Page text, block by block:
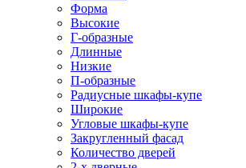
Форма
Высокие
Г-образные
Длинные
Низкие
П-образные
Радиусные шкафы-купе
Широкие
Угловые шкафы-купе
Закругленный фасад
Количество дверей